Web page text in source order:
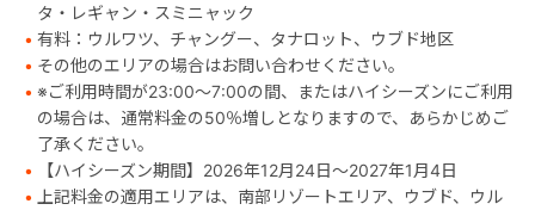
タ・レギャン・スミニャック
有料：ウルワツ、チャングー、タナロット、ウブド地区
その他のエリアの場合はお問い合わせください。
※ご利用時間が23:00～7:00の間、またはハイシーズンにご利用
の場合は、通常料金の50％増しとなりますので、あらかじめご
了承ください。
【ハイシーズン期間】2026年12月24日～2027年1月4日
上記料金の適用エリアは、南部リゾートエリア、ウブド、ウル